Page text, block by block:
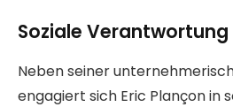
Soziale Verantwortung
Neben seiner
engagiert sich Eric Plançon in